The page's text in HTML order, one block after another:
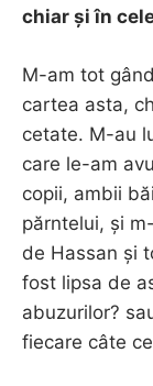
chiar și în
M-am tot
cartea asta,
cetate. M-au
care le-am
copii, ambii
părntelui, și
de Hassan și
fost lipsa de
abuzurilor?
fiecare câte